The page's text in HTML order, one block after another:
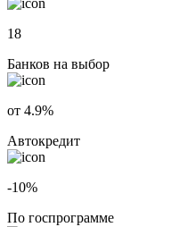
18
Банков на выбор
от 4.9%
Автокредит
-10%
По госпрограмме